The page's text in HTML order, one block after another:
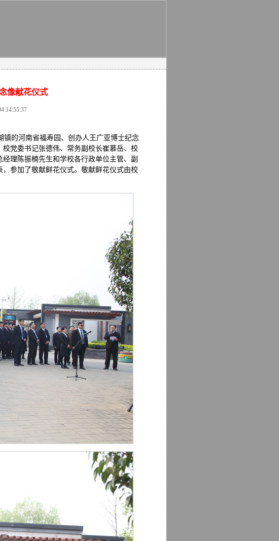
像献花仪式
14:55:37
的河南省福寿园、创办人王广亚博士纪念
党委书记张德伟、常务副校长崔慕岳、校
理陈振楠先生和学校各行政单位主管、副
参加了敬献鲜花仪式。敬献鲜花仪式由校